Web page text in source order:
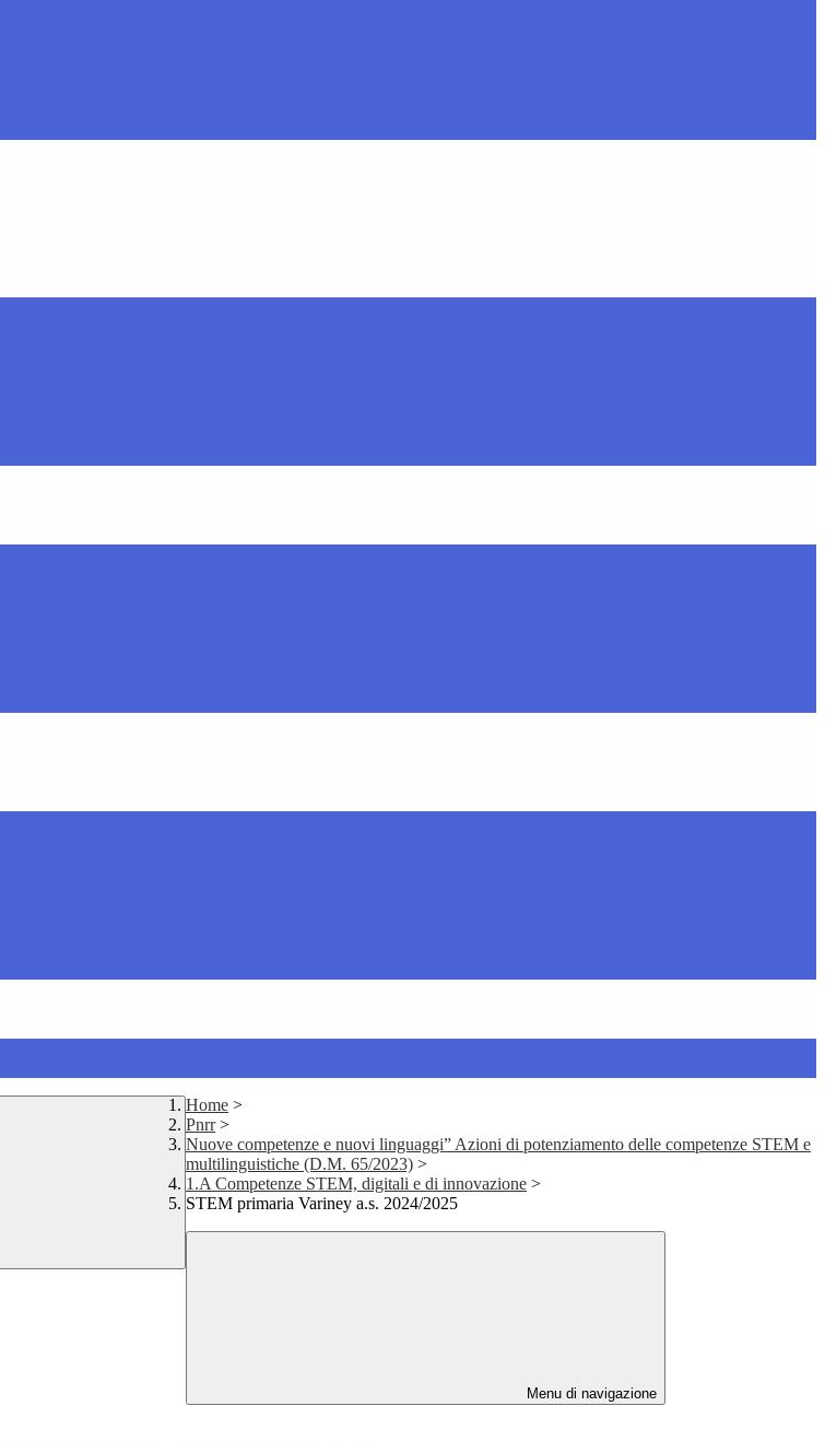
Home >
Pnrr >
Nuove competenze e nuovi linguaggi” Azioni di potenziamento delle competenze STEM e
multilinguistiche (D.M. 65/2023) >
1.A Competenze STEM, digitali e di innovazione >
STEM primaria Variney a.s. 2024/2025
Menu di navigazione